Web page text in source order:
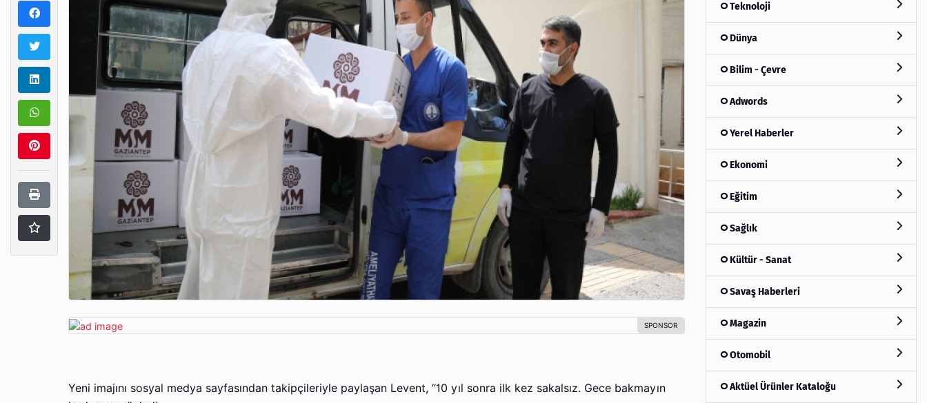
Yeni imajını sosyal medya sayfasından takipçileriyle paylaşan Levent, “10 yıl sonra ilk kez sakalsız. Gece bakmayın
Teknoloji
Dünya
Bilim - Çevre
Adwords
Yerel Haberler
Ekonomi
Eğitim
Sağlık
Kültür - Sanat
Savaş Haberleri
Magazin
Otomobil
Aktüel Ürünler Kataloğu